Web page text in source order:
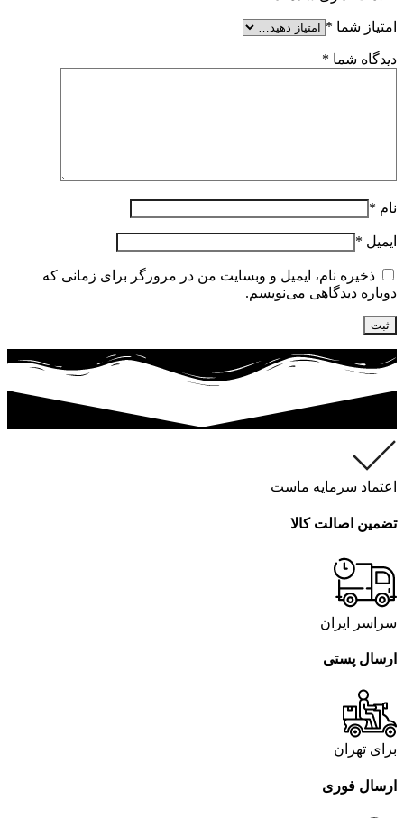
امتیاز شما *
دیدگاه شما *
نام *
ایمیل *
ذخیره نام، ایمیل و وبسایت من در مرورگر برای زمانی که
دوباره دیدگاهی می‌نویسم.
اعتماد سرمایه ماست
تضمین اصالت کالا
سراسر ایران
ارسال پستی
برای تهران
ارسال فوری